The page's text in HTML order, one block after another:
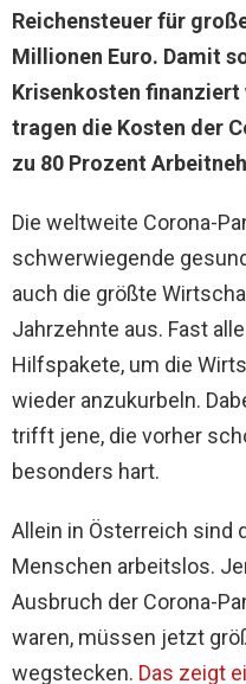
Reichensteuer für
Millionen Euro. Damit
Krisenkosten finanziert
tragen die Kosten der
zu 80 Prozent
Die weltweite Corona-
schwerwiegende
auch die größte
Jahrzehnte aus. Fast
Hilfspakete, um die
wieder anzukurbeln.
trifft jene, die vorher
besonders hart.
Allein in Österreich sind
Menschen arbeitslos.
Ausbruch der Corona-
waren, müssen jetzt
wegstecken. Das zeigt